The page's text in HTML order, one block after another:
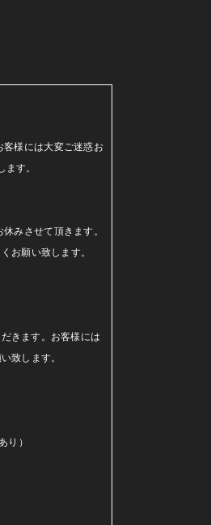
様には大変ご迷惑お
す。
みさせて頂きます。
お願い致します。
きます。お客様には
致します。
り）